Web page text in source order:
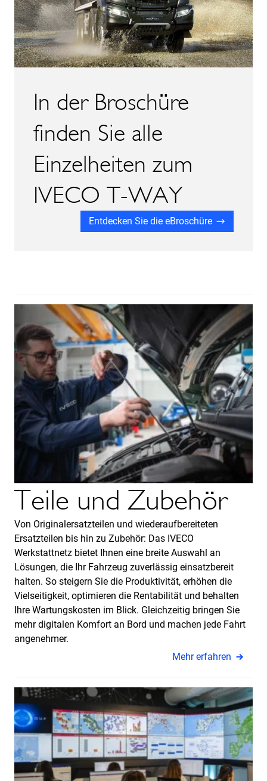
In der Broschüre
finden Sie alle
Einzelheiten zum
IVECO T-WAY
Entdecken Sie die eBroschüre
Teile und Zubehör
Von Originalersatzteilen und wiederaufbereiteten
Ersatzteilen bis hin zu Zubehör: Das IVECO
Werkstattnetz bietet Ihnen eine breite Auswahl an
Lösungen, die Ihr Fahrzeug zuverlässig einsatzbereit
halten. So steigern Sie die Produktivität, erhöhen die
Vielseitigkeit, optimieren die Rentabilität und behalten
Ihre Wartungskosten im Blick. Gleichzeitig bringen Sie
mehr digitalen Komfort an Bord und machen jede Fahrt
angenehmer.
Mehr erfahren